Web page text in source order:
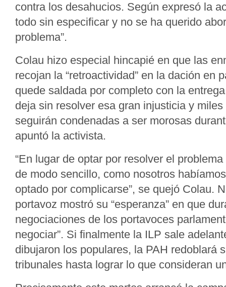
contra los desahucios. Según expresó la
todo sin especificar y no se ha querido
problema”.
Colau hizo especial hincapié en que las
recojan la “retroactividad” en la dación en
quede saldada por completo con la
deja sin resolver esa gran injusticia y
seguirán condenadas a ser morosas
apuntó la activista.
“En lugar de optar por resolver el
de modo sencillo, como nosotros
optado por complicarse”, se quejó Colau.
portavoz mostró su “esperanza” en que
negociaciones de los portavoces
negociar”. Si finalmente la ILP sale
dibujaron los populares, la PAH redoblará
tribunales hasta lograr lo que consideran